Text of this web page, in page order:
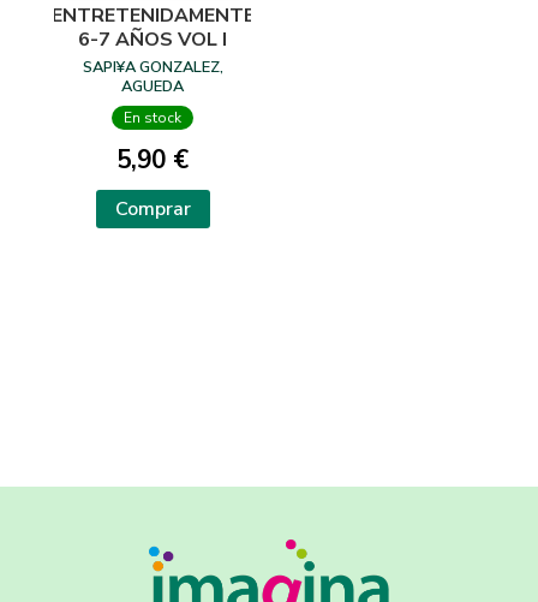
ENTRETENIDAMENTE
6-7 AÑOS VOL I
SAPI¥A GONZALEZ,
AGUEDA
En stock
5,90 €
Comprar